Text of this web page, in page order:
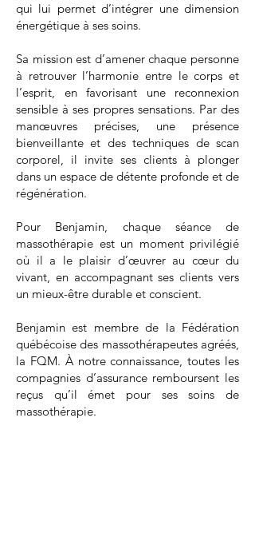
qui lui permet d’intégrer une dimension
énergétique à ses soins.
Sa mission est d’amener chaque personne
à retrouver l’harmonie entre le corps et
l’esprit, en favorisant une reconnexion
sensible à ses propres sensations. Par des
manœuvres précises, une présence
bienveillante et des techniques de scan
corporel, il invite ses clients à plonger
dans un espace de détente profonde et de
régénération.
Pour Benjamin, chaque séance de
massothérapie est un moment privilégié
où il a le plaisir d’œuvrer au cœur du
vivant, en accompagnant ses clients vers
un mieux-être durable et conscient.
Benjamin est membre de la Fédération
québécoise des massothérapeutes agréés,
la FQM. À notre connaissance, toutes les
compagnies d’assurance remboursent les
reçus qu’il émet pour ses soins de
massothérapie.